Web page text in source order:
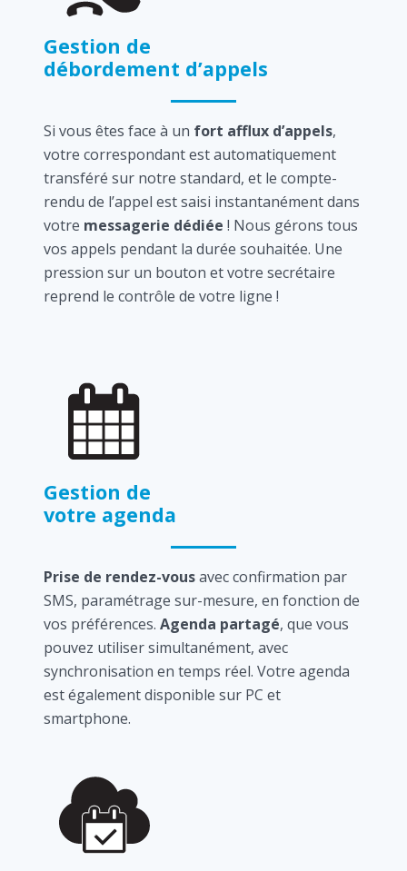
Gestion de
débordement d’appels
Si vous êtes face à un fort afflux d’appels,
votre correspondant est automatiquement
transféré sur notre standard, et le compte-
rendu de l’appel est saisi instantanément dans
votre messagerie dédiée ! Nous gérons tous
vos appels pendant la durée souhaitée. Une
pression sur un bouton et votre secrétaire
reprend le contrôle de votre ligne !
Gestion de
votre agenda
Prise de rendez-vousavec confirmation par
SMS, paramétrage sur-mesure, en fonction de
vos préférences. Agenda partagé, que vous
pouvez utiliser simultanément, avec
synchronisation en temps réel. Votre agenda
est également disponible sur PC et
smartphone.